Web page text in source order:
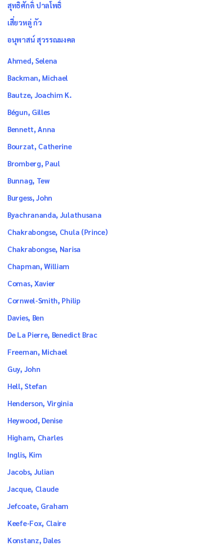
สุทธิศักดิ์ ปาลโพธิ์
เสี่ยวหลู่ กัว
อนุพาสน์ สุวรรณมงคล
Ahmed, Selena
Backman, Michael
Bautze, Joachim K.
Bégun, Gilles
Bennett, Anna
Bourzat, Catherine
Bromberg, Paul
Bunnag, Tew
Burgess, John
Byachrananda, Julathusana
Chakrabongse, Chula (Prince)
Chakrabongse, Narisa
Chapman, William
Comas, Xavier
Cornwel-Smith, Philip
Davies, Ben
De La Pierre, Benedict Brac
Freeman, Michael
Guy, John
Hell, Stefan
Henderson, Virginia
Heywood, Denise
Higham, Charles
Inglis, Kim
Jacobs, Julian
Jacque, Claude
Jefcoate, Graham
Keefe-Fox, Claire
Konstanz, Dales